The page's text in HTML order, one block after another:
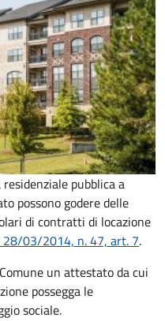
pubblica a
possono godere delle
di contratti di locazione
28/03/2014, n. 47, art. 7.
un attestato da cui
possegga le
sociale.